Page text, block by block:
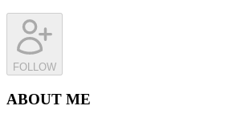
FOLLOW
ABOUT ME